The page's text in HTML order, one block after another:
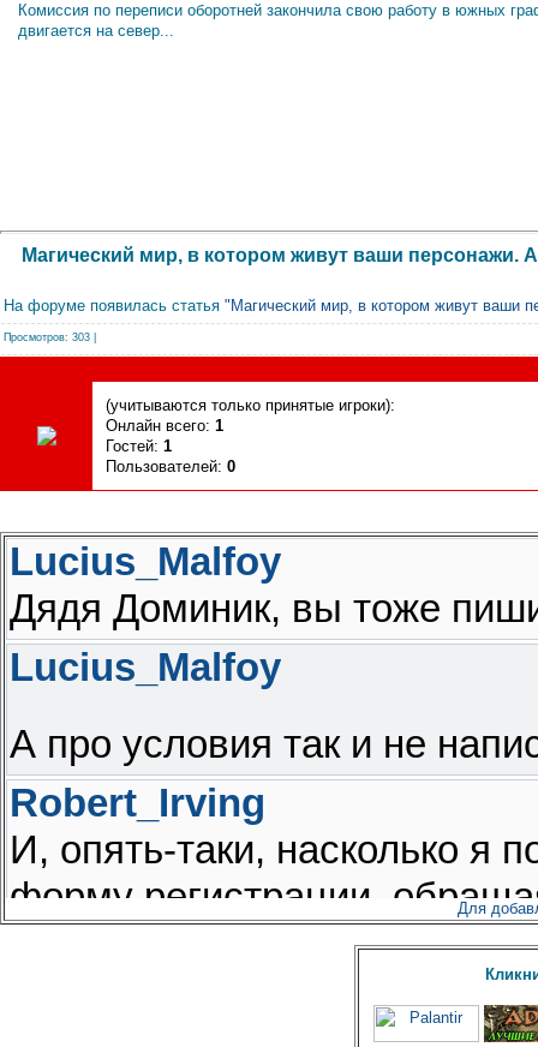
Комиссия по переписи оборотней закончила свою работу в южных
двигается на север...
Магический мир, в котором живут ваши персонажи.
На форуме появилась статья "Магический мир, в котором живут ваши
Просмотров: 303 |
(учитываются только принятые игроки):
Онлайн всего: 1
Гостей: 1
Пользователей: 0
Для